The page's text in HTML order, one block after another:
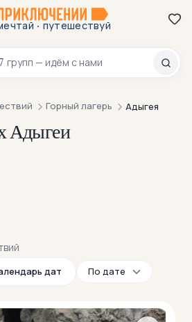
· путешествуй
групп — идём с нами
800 200-70-23
Горный лагерь Адыгея
Адыгеи
дат